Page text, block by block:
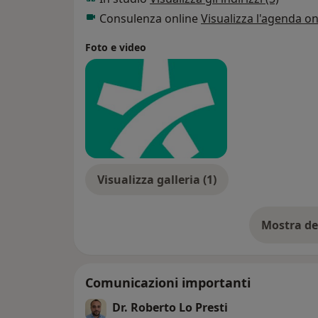
DOC, Disturbi d'ansia, Disturbo di Panico,
utilizzare sempre i più aggiornati protocolli
personalizzare il più possibile la cura,
necessità e i bisogni del paziente.
Consulenza online Visualizza l'agenda
Foto e video
Visualizza galleria (1)
Mostra
Comunicazioni importanti
Dr. Roberto Lo Presti